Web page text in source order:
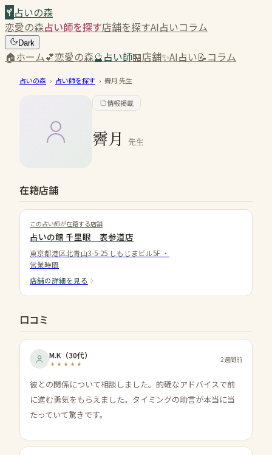
占いの森
恋愛の森占い師を探す店舗を探すAI占いコラム
Dark
🏠ホーム💕恋愛の森🔮占い師🏪店舗✨AI占い📝コラム
占いの森 › 占い師を探す › 霽月 先生
情報掲載
霽月 先生
在籍店舗
この占い師が在籍する店舗
占いの館 千里眼 表参道店
東京都港区北青山3-5-25 しもじまビル5F ・
営業時間
店舗の詳細を見る
口コミ
M.K （30代） 2週間前
彼との関係について相談しました。的確なアドバイスで前
に進む勇気をもらえました。タイミングの助言が本当に当
たっていて驚きです。